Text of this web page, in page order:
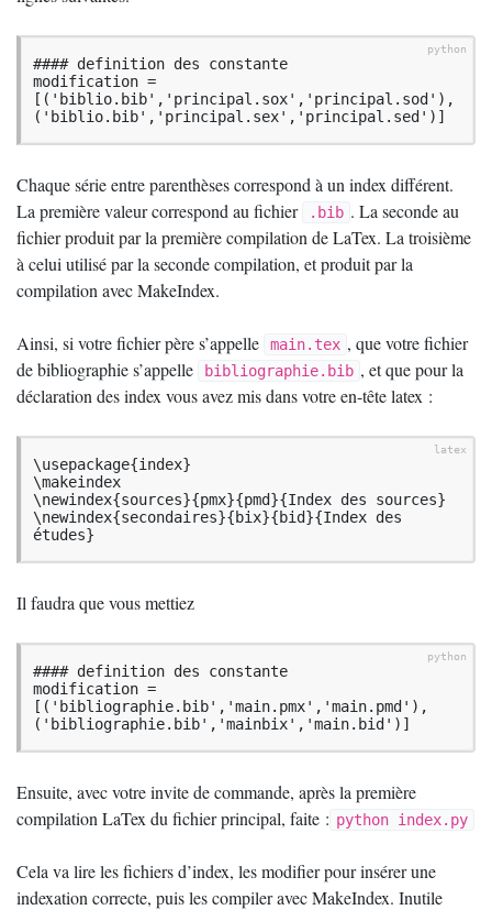
#### definition des constante
modification =
[('biblio.bib','principal.sox','principal.sod'),
('biblio.bib','principal.sex','principal.sed')]
Chaque série entre parenthèses correspond à un index différent.
La première valeur correspond au fichier
.bib . La seconde au
fichier produit par la première compilation de LaTex. La troisième
à celui utilisé par la seconde compilation, et produit par la
compilation avec MakeIndex.
Ainsi, si votre fichier père s’appelle main.tex , que votre fichier
de bibliographie s’appelle
bibliographie.bib , et que pour la
déclaration des index vous avez mis dans votre en-tête latex :
\usepackage{index}
\makeindex
\newindex{sources}{pmx}{pmd}{Index des sources}
\newindex{secondaires}{bix}{bid}{Index des
études}
Il faudra que vous mettiez
#### definition des constante
modification =
[('bibliographie.bib','main.pmx','main.pmd'),
('bibliographie.bib','mainbix','main.bid')]
Ensuite, avec votre invite de commande, après la première
compilation LaTex du fichier principal, faite : python index.py
Cela va lire les fichiers d’index, les modifier pour insérer une
indexation correcte, puis les compiler avec MakeIndex. Inutile